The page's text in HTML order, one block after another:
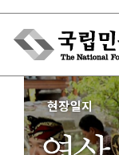
Skip
content
박물관에서는